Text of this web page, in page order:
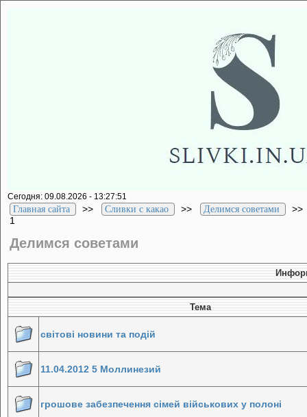
Сегодня: 09.08.2026 - 13:27:51
Главная сайта >> Сливки с какао >> Делимся советами
1
Делимся советами
Тема
світові новини та подій
11.04.2012 5 Моллинезий
грошове забезпечення сімей військових у полоні